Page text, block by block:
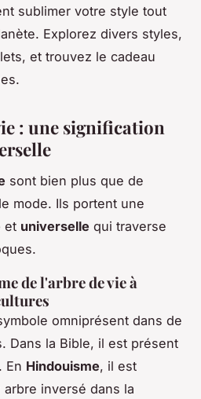
sublimer votre style tout
Explorez divers styles,
et trouvez le cadeau
: une signification
sont bien plus que de
mode. Ils portent une
et universelle qui traverse
de l'arbre de vie à
omniprésent dans de
Dans la Bible, il est présent
En Hindouisme, il est
inversé dans la